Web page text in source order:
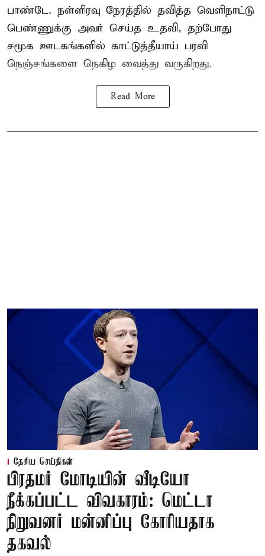
பாண்டே. நள்ளிரவு நேரத்தில் தவித்த வெளிநாட்டு
பெண்ணுக்கு அவர் செய்த உதவி, தற்போது
சமூக ஊடகங்களில் காட்டுத்தீயாய் பரவி
நெஞ்சங்களை நெகிழ வைத்து வருகிறது.
Read More
தேசிய செய்திகள்
பிரதமர் மோடியின் வீடியோ
நீக்கப்பட்ட விவகாரம்: மெட்டா
நிறுவனர் மன்னிப்பு கோரியதாக
தகவல்